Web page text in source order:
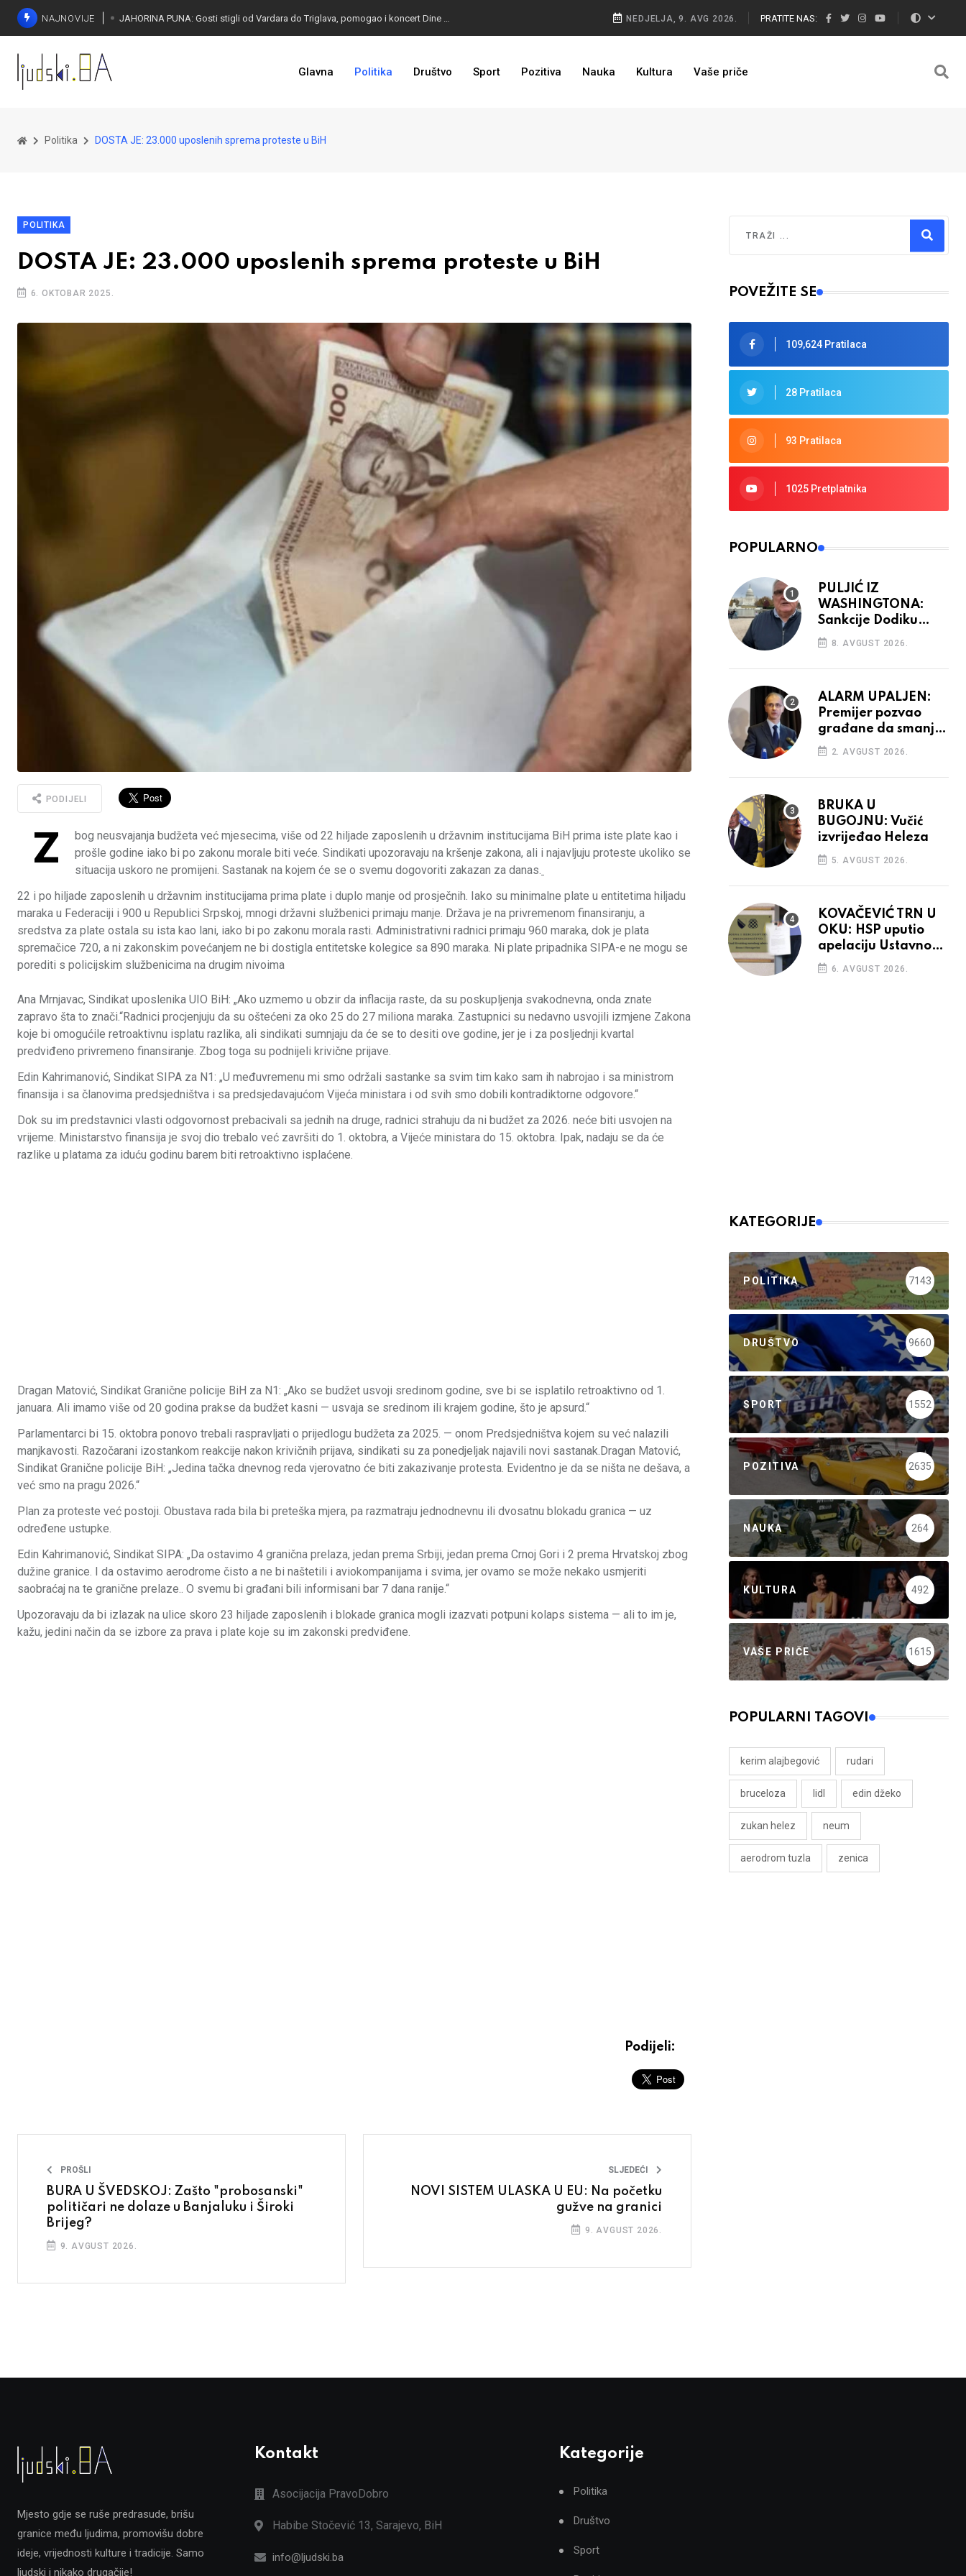
NAJNOVIJE NEDJELJA, 9. AVG 2026. PRATITE NAS:
Glavna Politika Društvo Sport Pozitiva Nauka Kultura Vaše priče
Politika DOSTA JE: 23.000 uposlenih sprema proteste u BiH
POLITIKA
DOSTA JE: 23.000 uposlenih sprema proteste u BiH
6. OKTOBAR 2025.
PODIJELI
Z
bog neusvajanja budžeta već mjesecima, više od 22 hiljade zaposlenih u državnim institucijama BiH prima iste plate kao i
prošle godine iako bi po zakonu morale biti veće. Sindikati upozoravaju na kršenje zakona, ali i najavljuju proteste ukoliko se
situacija uskoro ne promijeni. Sastanak na kojem će se o svemu dogovoriti zakazan za danas.
22 i po hiljade zaposlenih u državnim institucijama prima plate i duplo manje od prosječnih. Iako su minimalne plate u entitetima hiljadu
maraka u Federaciji i 900 u Republici Srpskoj, mnogi državni službenici primaju manje. Država je na privremenom finansiranju, a
sredstva za plate ostala su ista kao lani, iako bi po zakonu morala rasti. Administrativni radnici primaju 960 maraka, dok je plata
spremačice 720, a ni zakonskim povećanjem ne bi dostigla entitetske kolegice sa 890 maraka. Ni plate pripadnika SIPA-e ne mogu se
porediti s policijskim službenicima na drugim nivoima
Ana Mrnjavac, Sindikat uposlenika UIO BiH: „Ako uzmemo u obzir da inflacija raste, da su poskupljenja svakodnevna, onda znate
zapravo šta to znači.“Radnici procjenjuju da su oštećeni za oko 25 do 27 miliona maraka. Zastupnici su nedavno usvojili izmjene Zakona
koje bi omogućile retroaktivnu isplatu razlika, ali sindikati sumnjaju da će se to desiti ove godine, jer je i za posljednji kvartal
predviđeno privremeno finansiranje. Zbog toga su podnijeli krivične prijave.
Edin Kahrimanović, Sindikat SIPA za N1: „U međuvremenu mi smo održali sastanke sa svim tim kako sam ih nabrojao i sa ministrom
finansija i sa članovima predsjedništva i sa predsjedavajućom Vijeća ministara i od svih smo dobili kontradiktorne odgovore.“
Dok su im predstavnici vlasti odgovornost prebacivali sa jednih na druge, radnici strahuju da ni budžet za 2026. neće biti usvojen na
vrijeme. Ministarstvo finansija je svoj dio trebalo već završiti do 1. oktobra, a Vijeće ministara do 15. oktobra. Ipak, nadaju se da će
razlike u platama za iduću godinu barem biti retroaktivno isplaćene.
Dragan Matović, Sindikat Granične policije BiH za N1: „Ako se budžet usvoji sredinom godine, sve bi se isplatilo retroaktivno od 1.
januara. Ali imamo više od 20 godina prakse da budžet kasni — usvaja se sredinom ili krajem godine, što je apsurd.“
Parlamentarci bi 15. oktobra ponovo trebali raspravljati o prijedlogu budžeta za 2025. — onom Predsjedništva kojem su već nalazili
manjkavosti. Razočarani izostankom reakcije nakon krivičnih prijava, sindikati su za ponedjeljak najavili novi sastanak.Dragan Matović,
Sindikat Granične policije BiH: „Jedina tačka dnevnog reda vjerovatno će biti zakazivanje protesta. Evidentno je da se ništa ne dešava, a
već smo na pragu 2026.“
Plan za proteste već postoji. Obustava rada bila bi preteška mjera, pa razmatraju jednodnevnu ili dvosatnu blokadu granica — uz
određene ustupke.
Edin Kahrimanović, Sindikat SIPA: „Da ostavimo 4 granična prelaza, jedan prema Srbiji, jedan prema Crnoj Gori i 2 prema Hrvatskoj zbog
dužine granice. I da ostavimo aerodrome čisto a ne bi naštetili i aviokompanijama i svima, jer ovamo se može nekako usmjeriti
saobraćaj na te granične prelaze.. O svemu bi građani bili informisani bar 7 dana ranije.“
Upozoravaju da bi izlazak na ulice skoro 23 hiljade zaposlenih i blokade granica mogli izazvati potpuni kolaps sistema — ali to im je,
kažu, jedini način da se izbore za prava i plate koje su im zakonski predviđene.
Podijeli:
PROŠLI
BURA U ŠVEDSKOJ: Zašto "probosanski"
političari ne dolaze u Banjaluku i Široki
Brijeg?
9. AVGUST 2026.
SLJEDEĆI
NOVI SISTEM ULASKA U EU: Na početku
gužve na granici
9. AVGUST 2026.
Type 2 or more characters for results.
POVEŽITE SE
109,624 Pratilaca
28 Pratilaca
93 Pratilaca
1025 Pretplatnika
POPULARNO
PULJIĆ IZ
WASHINGTONA:
Sankcije Dodiku
mnogo će ovisiti od
aktivnosti bh.
diplomacije
8. AVGUST 2026.
ALARM UPALJEN:
Premijer pozvao
građane da smanje
potrošnju struje
2. AVGUST 2026.
BRUKA U
BUGOJNU: Vučić
izvrijeđao Heleza
5. AVGUST 2026.
KOVAČEVIĆ TRN U
OKU: HSP uputio
apelaciju Ustavnom
sudu BiH
6. AVGUST 2026.
KATEGORIJE
POLITIKA 7143
DRUŠTVO 9660
SPORT 1552
POZITIVA 2635
NAUKA 264
KULTURA 492
VAŠE PRIČE 1615
POPULARNI TAGOVI
kerim alajbegović rudari
bruceloza lidl edin džeko
zukan helez neum
aerodrom tuzla zenica
Mjesto gdje se ruše predrasude, brišu
granice među ljudima, promovišu dobre
ideje, vrijednosti kulture i tradicije. Samo
ljudski i nikako drugačije!
Kontakt
Asocijacija PravoDobro
Habibe Stočević 13, Sarajevo, BiH
info@ljudski.ba
Kategorije
Politika
Društvo
Sport